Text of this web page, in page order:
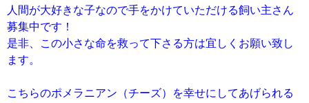
人間が大好きな子なので手をかけていただける飼い主さん
募集中です！
是非、この小さな命を救って下さる方は宜しくお願い致し
ます。
こちらのポメラニアン（チーズ）を幸せにしてあげられる